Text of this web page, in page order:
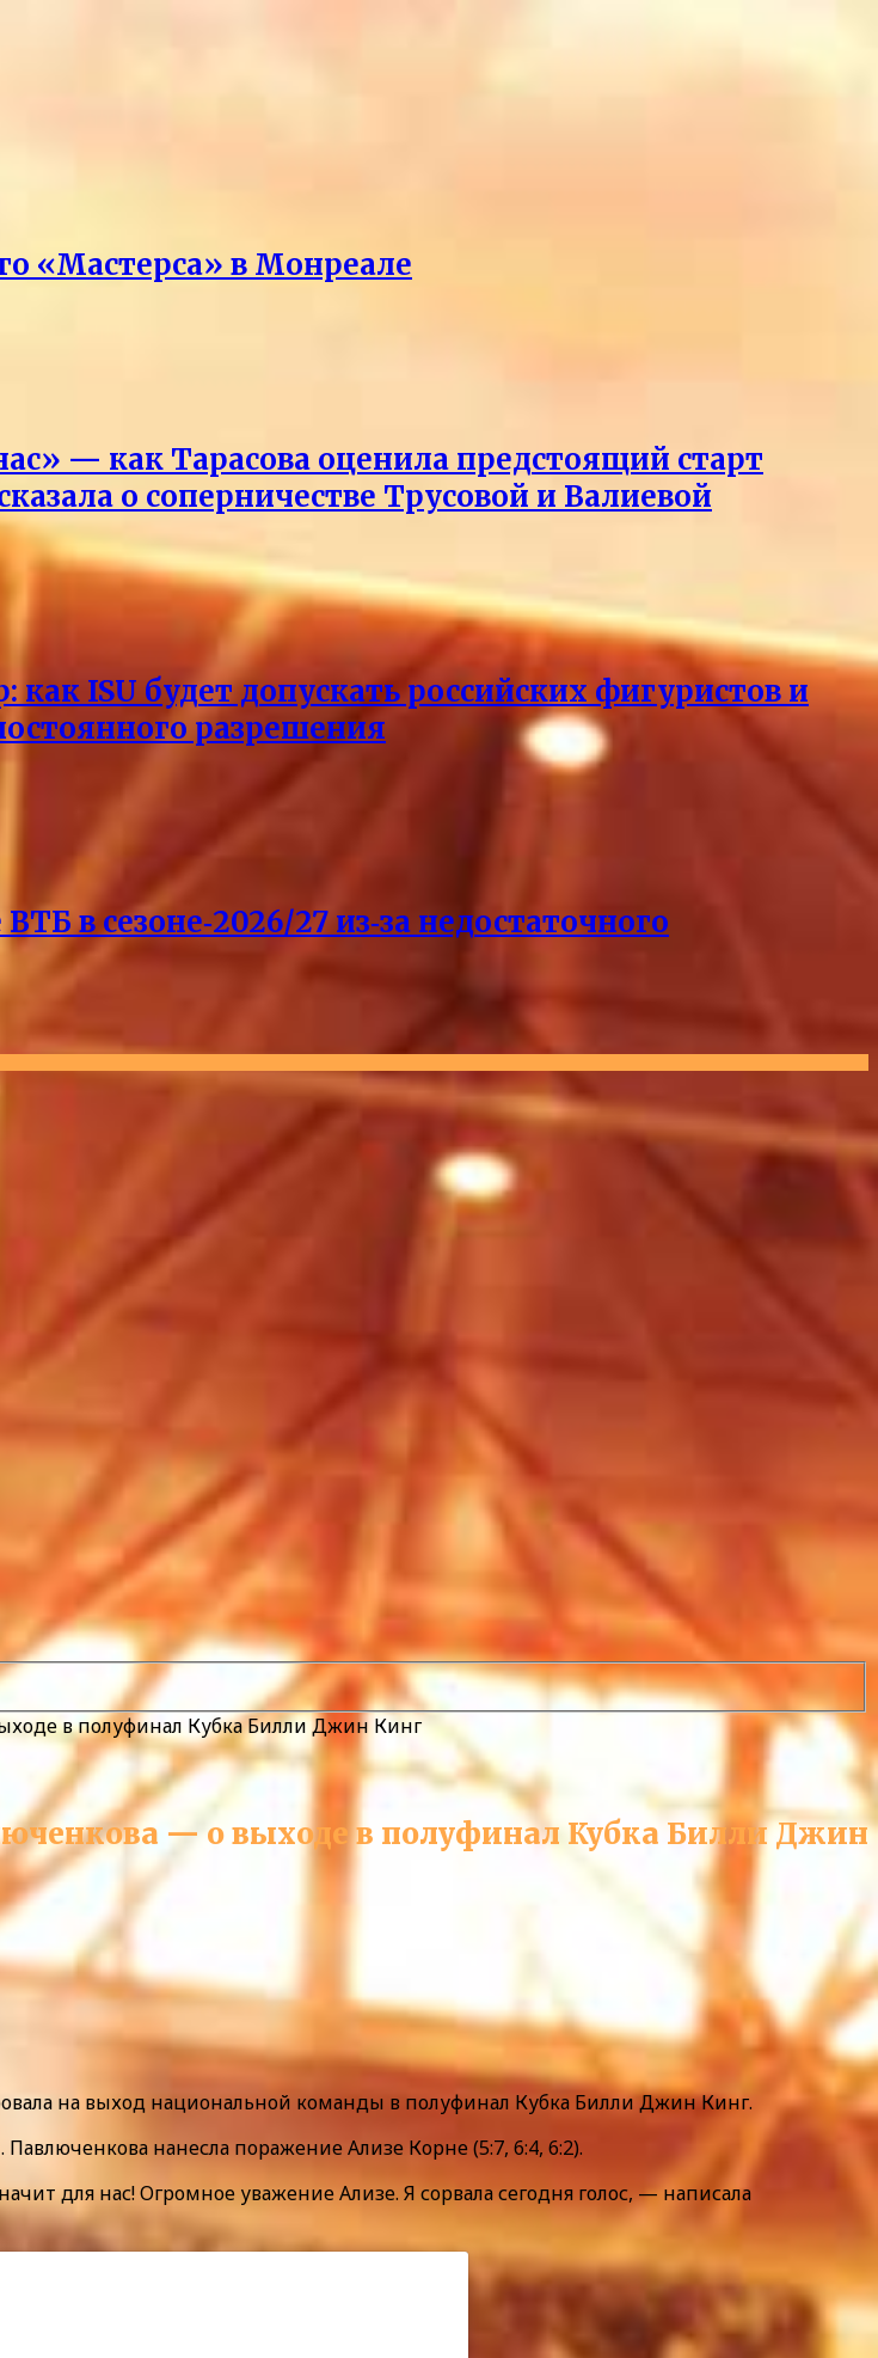
«Мастерса» в Монреале
— как Тарасова оценила предстоящий старт
о соперничестве Трусовой и Валиевой
ISU будет допускать российских фигуристов и
разрешения
в сезоне‑2026/27 из‑за недостаточного
в полуфинал Кубка Билли Джин Кинг
— о выходе в полуфинал Кубка Билли Джин
на выход национальной команды в полуфинал Кубка Билли Джин Кинг.
нанесла поражение Ализе Корне (5:7, 6:4, 6:2).
для нас! Огромное уважение Ализе. Я сорвала сегодня голос, — написала